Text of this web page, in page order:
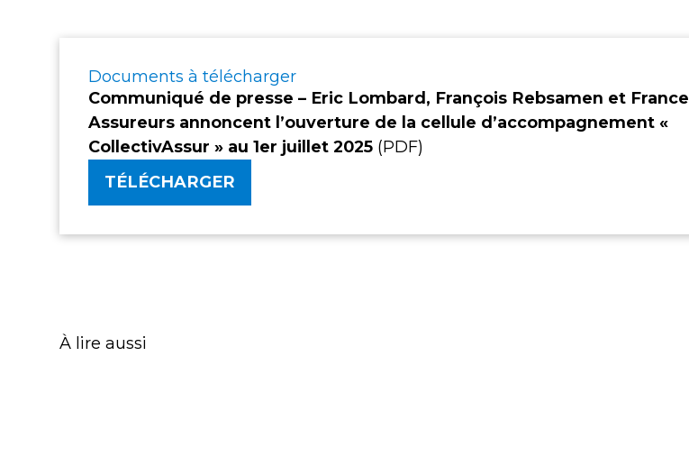
Documents à télécharger
Communiqué de presse – Eric Lombard, François Rebsamen et France
Assureurs annoncent l’ouverture de la cellule d’accompagnement «
CollectivAssur » au 1er juillet 2025 (PDF)
TÉLÉCHARGER
À lire aussi